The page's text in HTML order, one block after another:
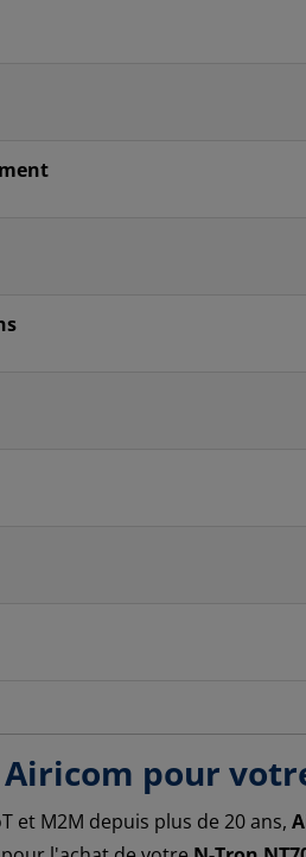
pour
et M2M depuis plus de 20 ans,